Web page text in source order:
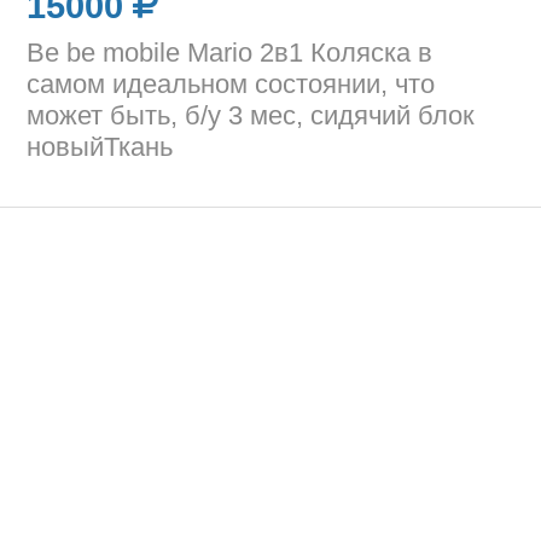
Be be mobile Mario 2в1 Коляска в
самом идеальном состоянии, что
может быть, б/у 3 мес, сидячий блок
новыйТкань